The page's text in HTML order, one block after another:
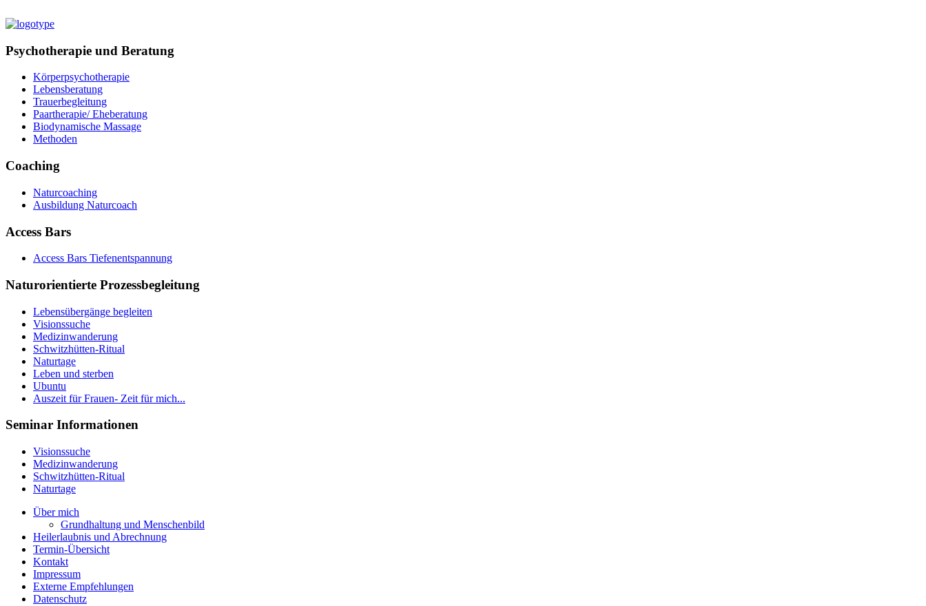
Psychotherapie und Beratung
Körperpsychotherapie
Lebensberatung
Trauerbegleitung
Paartherapie/ Eheberatung
Biodynamische Massage
Methoden
Coaching
Naturcoaching
Ausbildung Naturcoach
Access Bars
Access Bars Tiefenentspannung
Naturorientierte Prozessbegleitung
Lebensübergänge begleiten
Visionssuche
Medizinwanderung
Schwitzhütten-Ritual
Naturtage
Leben und sterben
Ubuntu
Auszeit für Frauen- Zeit für mich...
Seminar Informationen
Visionssuche
Medizinwanderung
Schwitzhütten-Ritual
Naturtage
Über mich
Grundhaltung und Menschenbild
Heilerlaubnis und Abrechnung
Termin-Übersicht
Kontakt
Impressum
Externe Empfehlungen
Datenschutz